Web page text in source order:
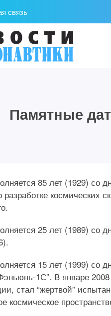
связь
Памятные
85 лет (1929) со
разработке
25 лет (1989) со
15 лет (1999) со
1С”. В январе
стал “жертвой”
космическое